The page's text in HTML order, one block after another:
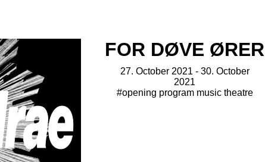
FOR DØVE ØRER
27. October 2021 - 30. October
2021
#opening program music theatre